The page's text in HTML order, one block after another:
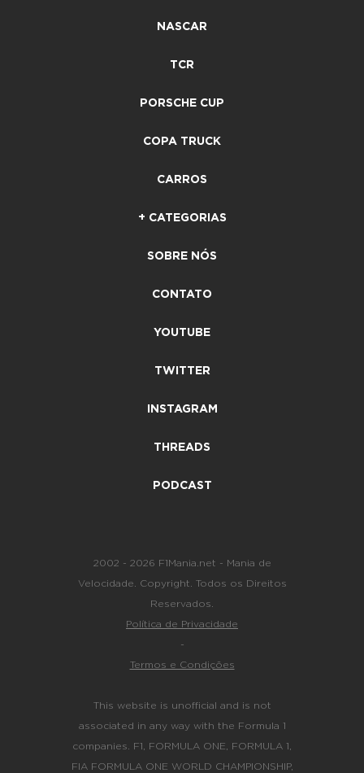
NASCAR
TCR
PORSCHE CUP
COPA TRUCK
CARROS
+ CATEGORIAS
SOBRE NÓS
CONTATO
YOUTUBE
TWITTER
INSTAGRAM
THREADS
PODCAST
2002 - 2026 F1Mania.net - Mania de
Velocidade. Copyright. Todos os Direitos
Reservados.
Política de Privacidade
-
Termos e Condições
This website is unofficial and is not
associated in any way with the Formula 1
companies. F1, FORMULA ONE, FORMULA 1,
FIA FORMULA ONE WORLD CHAMPIONSHIP,